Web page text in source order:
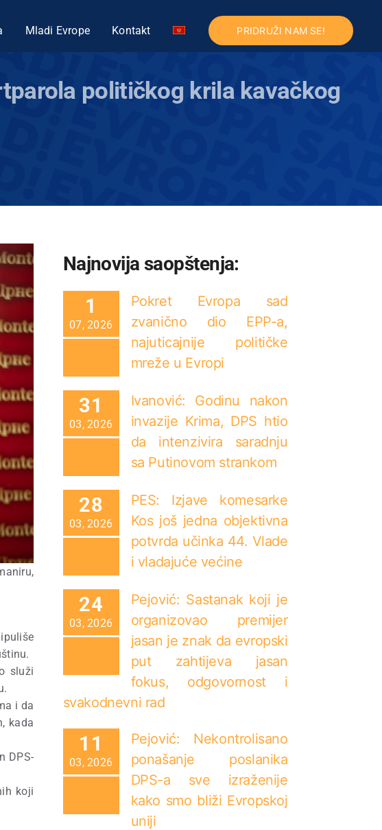
Mladi Evrope Kontakt PRIDRUŽI NAM SE!
političkog krila kavačkog
služi
i da
kada
DPS-
koji
Najnovija saopštenja:
1
07, 2026
Pokret Evropa sad
zvanično dio EPP-a,
najuticajnije političke
mreže u Evropi
31
03, 2026
Ivanović: Godinu nakon
invazije Krima, DPS htio
da intenzivira saradnju
sa Putinovom strankom
28
03, 2026
PES: Izjave komesarke
Kos još jedna objektivna
potvrda učinka 44. Vlade
i vladajuće većine
24
03, 2026
Pejović: Sastanak koji je
organizovao premijer
jasan je znak da evropski
put zahtijeva jasan
fokus, odgovornost i
svakodnevni rad
11
03, 2026
Pejović: Nekontrolisano
ponašanje poslanika
DPS-a sve izraženije
kako smo bliži Evropskoj
uniji